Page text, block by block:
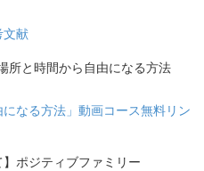
文献
所と時間から自由になる方法
になる方法」動画コース無料リン
ポジティブファミリー